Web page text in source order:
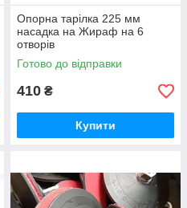
Опорна тарілка 225 мм
насадка на Жираф на 6
отворів
Готово до відправки
410 ₴
Купити